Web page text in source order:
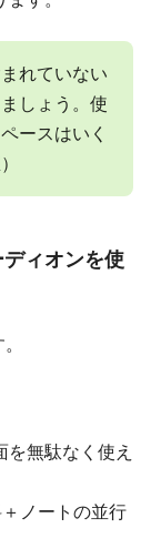
れていない
しょう。使
ースはいく
ィオンを使
を無駄なく使え
ノートの並行